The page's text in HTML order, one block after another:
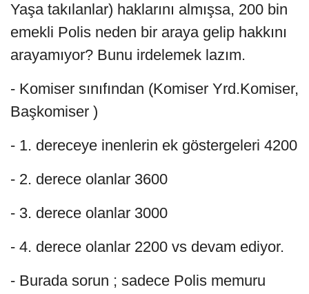
Yaşa takılanlar) haklarını almışsa, 200 bin
emekli Polis neden bir araya gelip hakkını
arayamıyor? Bunu irdelemek lazım.
- Komiser sınıfından (Komiser Yrd.Komiser,
Başkomiser )
- 1. dereceye inenlerin ek göstergeleri 4200
- 2. derece olanlar 3600
- 3. derece olanlar 3000
- 4. derece olanlar 2200 vs devam ediyor.
- Burada sorun ; sadece Polis memuru